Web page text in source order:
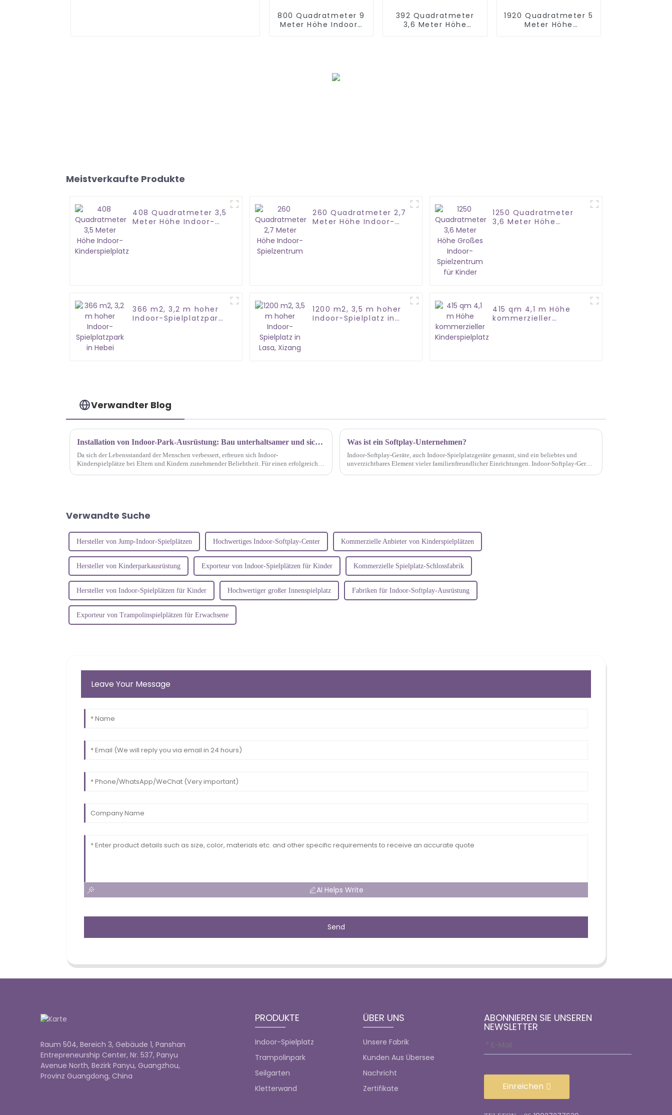
800 Quadratmeter 9
Meter Höhe Indoor-
392 Quadratmeter
3,6 Meter Höhe
1920 Quadratmeter 5
Meter Höhe
Meistverkaufte Produkte
408 Quadratmeter 3,5
Meter Höhe Indoor-
260 Quadratmeter 2,7
Meter Höhe Indoor-
1250 Quadratmeter
3,6 Meter Höhe
366 m2, 3,2 m hoher
Indoor-Spielplatzpark
1200 m2, 3,5 m hoher
Indoor-Spielplatz in
415 qm 4,1 m Höhe
kommerzieller
Verwandter Blog
Installation von Indoor-Park-Ausrüstung: Bau unterhaltsamer und sicherer Spielplätze
Da sich der Lebensstandard der Menschen verbessert, erfreuen sich Indoor-
Kinderspielplätze bei Eltern und Kindern zunehmender Beliebtheit. Für einen erfolgreichen
Was ist ein Softplay-Unternehmen?
Indoor-Softplay-Geräte, auch Indoor-Spielplatzgeräte genannt, sind ein beliebtes und
unverzichtbares Element vieler familienfreundlicher Einrichtungen. Indoor-Softplay-Geräte
Verwandte Suche
Hersteller von Jump-Indoor-Spielplätzen Hochwertiges Indoor-Softplay-Center Kommerzielle Anbieter von Kinderspielplätzen
Hersteller von Kinderparkausrüstung Exporteur von Indoor-Spielplätzen für Kinder Kommerzielle Spielplatz-Schlossfabrik
Hersteller von Indoor-Spielplätzen für Kinder Hochwertiger großer Innenspielplatz Fabriken für Indoor-Softplay-Ausrüstung
Exporteur von Trampolinspielplätzen für Erwachsene
Leave Your Message
AI Helps Write
Send
Raum 504, Bereich 3, Gebäude 1, Panshan
Entrepreneurship Center, Nr. 537, Panyu
Avenue North, Bezirk Panyu, Guangzhou,
Provinz Guangdong, China
PRODUKTE
Indoor-Spielplatz
Trampolinpark
Seilgarten
Kletterwand
ÜBER UNS
Unsere Fabrik
Kunden Aus Übersee
Nachricht
Zertifikate
ABONNIEREN SIE UNSEREN
NEWSLETTER
Einreichen